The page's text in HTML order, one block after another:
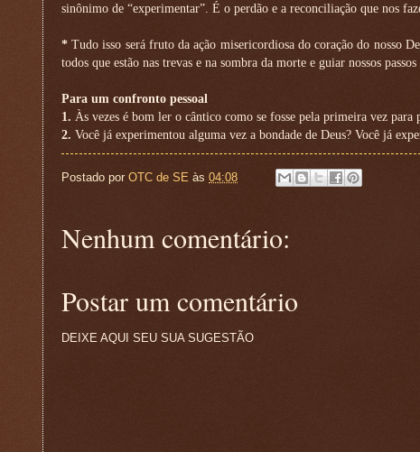
sinônimo de “experimentar”. É o perdão e a reconciliação que nos
*Tudo isso será fruto da ação misericordiosa do coração do nosso
todos que estão nas trevas e na sombra da morte e guiar nossos
Para um confronto pessoal
1. Às vezes é bom ler o cântico como se fosse pela primeira vez
2. Você já experimentou alguma vez a bondade de Deus? Você já
Postado por OTC de SE às 04:08
Nenhum comentário:
Postar um comentário
DEIXE AQUI SEU SUA SUGESTÃO